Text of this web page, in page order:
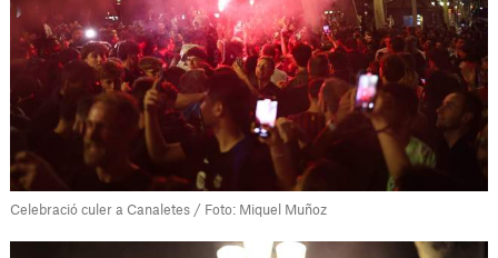
Celebració culer a Canaletes / Foto: Miquel Muñoz